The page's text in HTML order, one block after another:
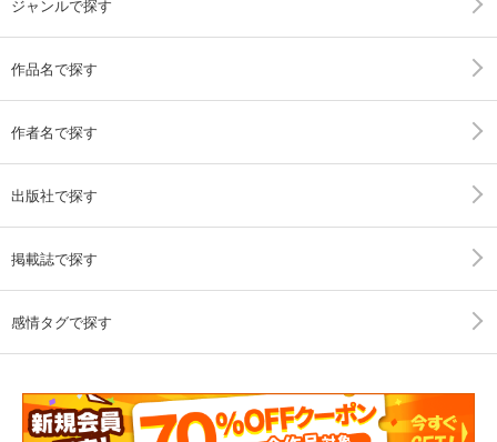
ジャンルで探す
作品名で探す
作者名で探す
出版社で探す
掲載誌で探す
感情タグで探す